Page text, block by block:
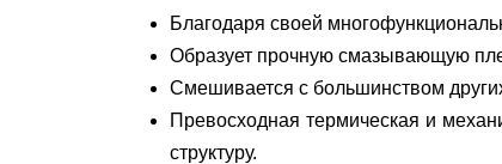
Благодаря своей
Образует прочную смазывающую
Смешивается с большинством
Превосходная термическая и
структуру.